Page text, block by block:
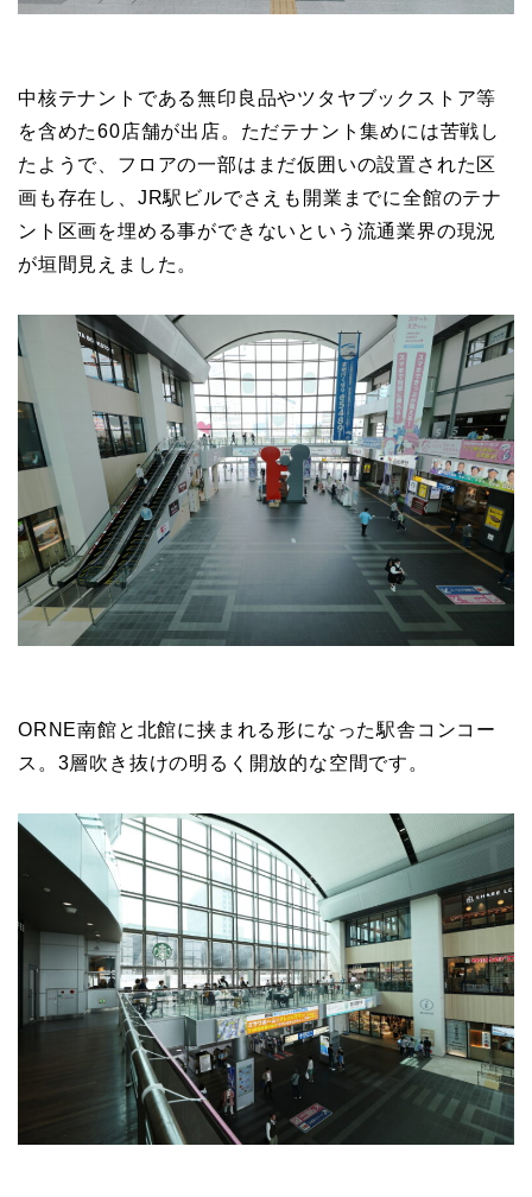
中核テナントである無印良品やツタヤブックストア等
を含めた60店舗が出店。ただテナント集めには苦戦し
たようで、フロアの一部はまだ仮囲いの設置された区
画も存在し、JR駅ビルでさえも開業までに全館のテナ
ント区画を埋める事ができないという流通業界の現況
が垣間見えました。
ORNE南館と北館に挟まれる形になった駅舎コンコー
ス。3層吹き抜けの明るく開放的な空間です。